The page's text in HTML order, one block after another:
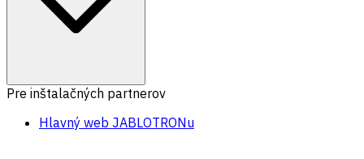
Pre inštalačných partnerov
Hlavný web JABLOTRONu